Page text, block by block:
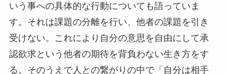
いう事への具体的な行動についても語っていま
す。それは課題の分離を行い、他者の課題を引き
受けない。これにより自分の意思を自由にして承
認欲求という他者の期待を背負わない生き方をす
る。そのうえで人との繋がりの中で「自分は相手